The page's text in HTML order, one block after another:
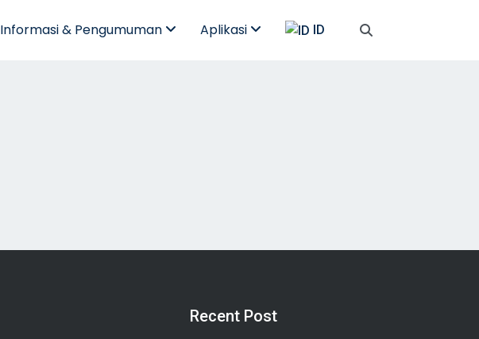
Informasi & Pengumuman Aplikasi ID
Recent Post